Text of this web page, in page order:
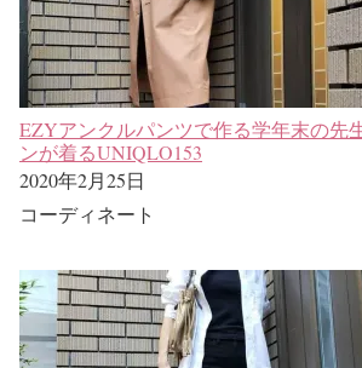
EZYアンクルパンツで作る学年末の
ンが着るUNIQLO153
2020年2月25日
コーディネート